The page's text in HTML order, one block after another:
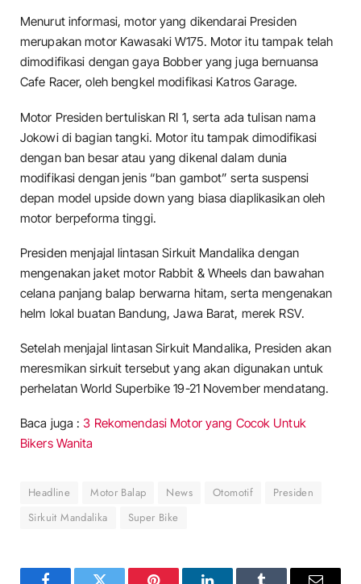
Menurut informasi, motor yang dikendarai Presiden
merupakan motor Kawasaki W175. Motor itu tampak telah
dimodifikasi dengan gaya Bobber yang juga bernuansa
Cafe Racer, oleh bengkel modifikasi Katros Garage.
Motor Presiden bertuliskan RI 1, serta ada tulisan nama
Jokowi di bagian tangki. Motor itu tampak dimodifikasi
dengan ban besar atau yang dikenal dalam dunia
modifikasi dengan jenis “ban gambot” serta suspensi
depan model upside down yang biasa diaplikasikan oleh
motor berpeforma tinggi.
Presiden menjajal lintasan Sirkuit Mandalika dengan
mengenakan jaket motor Rabbit & Wheels dan bawahan
celana panjang balap berwarna hitam, serta mengenakan
helm lokal buatan Bandung, Jawa Barat, merek RSV.
Setelah menjajal lintasan Sirkuit Mandalika, Presiden akan
meresmikan sirkuit tersebut yang akan digunakan untuk
perhelatan World Superbike 19-21 November mendatang.
Baca juga :3 Rekomendasi Motor yang Cocok Untuk
Bikers Wanita
Headline Motor Balap News Otomotif
Presiden
Sirkuit Mandalika
Super Bike